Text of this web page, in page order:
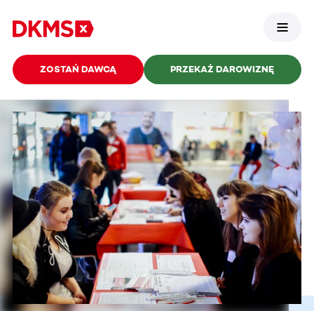
ZOSTAŃ DAWCĄ PRZEKAŻ DAROWIZNĘ